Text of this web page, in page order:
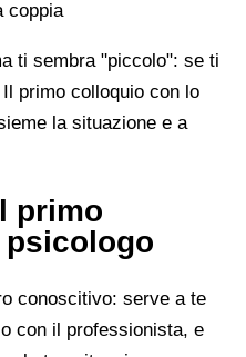
coppia
ti sembra "piccolo": se ti
primo colloquio con lo
la situazione e a
primo
conoscitivo: serve a te
con il professionista, e